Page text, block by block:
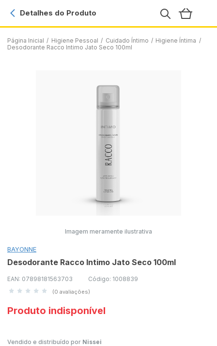
Página Inicial / Higiene Pessoal / Cuidado Íntimo / Higiene Íntima /
Desodorante Racco Intimo Jato Seco 100ml
Detalhes do Produto
Imagem meramente ilustrativa
BAYONNE
Desodorante Racco Intimo Jato Seco 100ml
EAN: 07898181563703 Código: 1008839
(0 avaliações)
Produto indisponível
Vendido e distribuído por Nissei